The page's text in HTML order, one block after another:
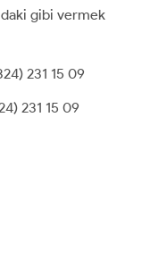
gibi vermek
231 15 09
231 15 09